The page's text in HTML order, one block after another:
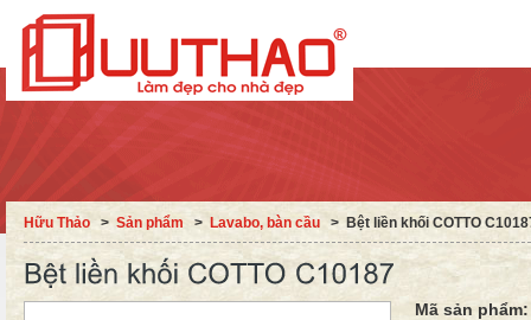
Hữu Thảo ˃ Sản phẩm ˃ Lavabo, bàn cầu ˃ Bệt liền khối COTTO
Mã sản